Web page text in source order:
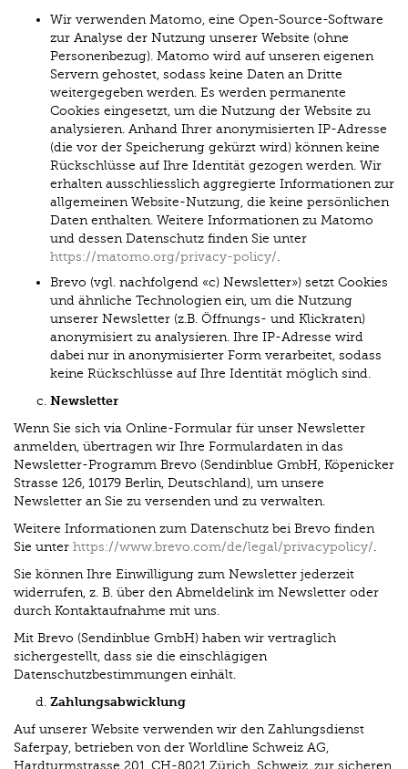
Wir verwenden Matomo, eine Open-Source-Software
zur Analyse der Nutzung unserer Website (ohne
Personenbezug). Matomo wird auf unseren eigenen
Servern gehostet, sodass keine Daten an Dritte
weitergegeben werden. Es werden permanente
Cookies eingesetzt, um die Nutzung der Website zu
analysieren. Anhand Ihrer anonymisierten IP-Adresse
(die vor der Speicherung gekürzt wird) können keine
Rückschlüsse auf Ihre Identität gezogen werden. Wir
erhalten ausschliesslich aggregierte Informationen zur
allgemeinen Website-Nutzung, die keine persönlichen
Daten enthalten. Weitere Informationen zu Matomo
und dessen Datenschutz finden Sie unter
https://matomo.org/privacy-policy/.
Brevo (vgl. nachfolgend «c) Newsletter») setzt Cookies
und ähnliche Technologien ein, um die Nutzung
unserer Newsletter (z.B. Öffnungs- und Klickraten)
anonymisiert zu analysieren. Ihre IP-Adresse wird
dabei nur in anonymisierter Form verarbeitet, sodass
keine Rückschlüsse auf Ihre Identität möglich sind.
Newsletter
Wenn Sie sich via Online-Formular für unser Newsletter
anmelden, übertragen wir Ihre Formulardaten in das
Newsletter-Programm Brevo (Sendinblue GmbH, Köpenicker
Strasse 126, 10179 Berlin, Deutschland), um unsere
Newsletter an Sie zu versenden und zu verwalten.
Weitere Informationen zum Datenschutz bei Brevo finden
Sie unter https://www.brevo.com/de/legal/privacypolicy/.
Sie können Ihre Einwilligung zum Newsletter jederzeit
widerrufen, z. B. über den Abmeldelink im Newsletter oder
durch Kontaktaufnahme mit uns.
Mit Brevo (Sendinblue GmbH) haben wir vertraglich
sichergestellt, dass sie die einschlägigen
Datenschutzbestimmungen einhält.
Zahlungsabwicklung
Auf unserer Website verwenden wir den Zahlungsdienst
Saferpay, betrieben von der Worldline Schweiz AG,
Hardturmstrasse 201, CH-8021 Zürich, Schweiz, zur sicheren